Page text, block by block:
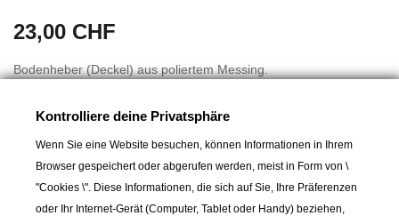
23,00 CHF
Bodenheber (Deckel) aus poliertem Messing.
Kontrolliere deine Privatsphäre
Wenn Sie eine Website besuchen, können Informationen in Ihrem
Browser gespeichert oder abgerufen werden, meist in Form von \
"Cookies \". Diese Informationen, die sich auf Sie, Ihre Präferenzen
oder Ihr Internet-Gerät (Computer, Tablet oder Handy) beziehen,